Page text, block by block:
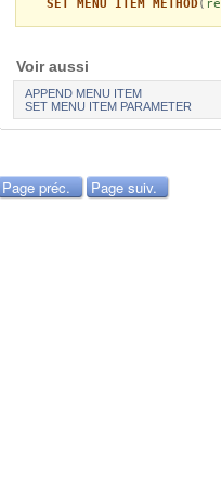
SET MENU ITEM METHOD (
Voir aussi
APPEND MENU ITEM
SET MENU ITEM PARAMETER
Page préc. Page suiv.